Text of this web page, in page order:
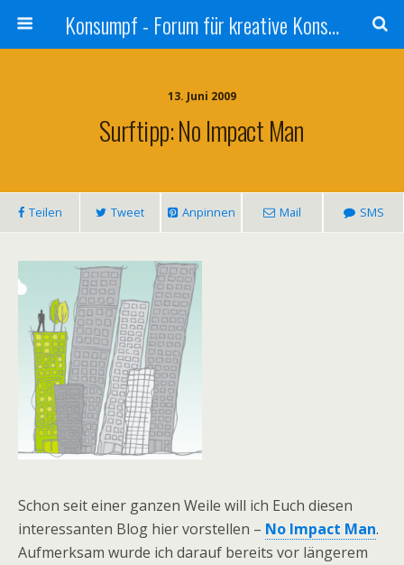
Konsumpf - Forum für kreative Konsumkritik - Culture Jamming, Nachhaltigkeit, Konzernkritik, Adbusting
13. Juni 2009
Surftipp: No Impact Man
Teilen Tweet Anpinnen Mail SMS
Schon seit einer ganzen Weile will ich Euch diesen
interessanten Blog hier vorstellen – No Impact Man.
Aufmerksam wurde ich darauf bereits vor längerem